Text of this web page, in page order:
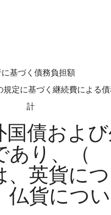
基づく債務負担額
規定に基づく継続費による
計
債および
あり、（
、英貨に
仏貨につ